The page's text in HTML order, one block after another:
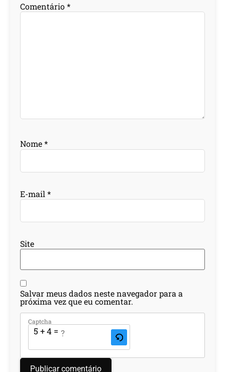
Comentário*
Nome*
E-mail *
Site
Salvar meus dados neste navegador para a
próxima vez que eu comentar.
Captcha
5 + 4 = ?